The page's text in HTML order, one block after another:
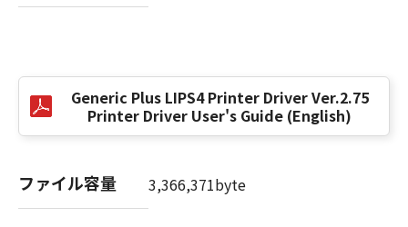
した場合、速やかに、「本ソフトウェア」およ
びその複製物のすべてを廃棄または消去するも
のとします。
定は、本契約書の終了後も効力を有します。
Generic Plus LIPS4 Printer Driver Ver.2.75
Printer Driver User's Guide (English)
ファイル容量 3,366,371byte